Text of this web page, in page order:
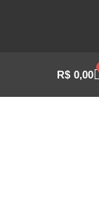
R$ 0,00